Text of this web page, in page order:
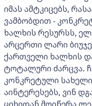
იმას ამტკიცებს,
ვამბობდით -
ხალხის რესურსს,
არცერთი ლარი
ქართველი ხალხის
ტოტალური ძარცვა.
კონკრეტული სახელი
აინტერესებს, ვინ
ციხიდან მოიწერა